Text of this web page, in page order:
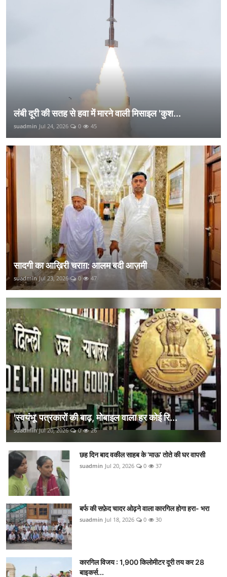
लंबी दूरी की सतह से हवा में मारने वाली मिसाइल 'कुश...
suadmin Jul 24, 2026 0 45
सादगी का आख़िरी चराग़: आलम बदी आज़मी
suadmin Jul 23, 2026 0 47
'स्वयंभू' पत्रकारों की बाढ़, मोबाइल वाला हर कोई रि...
suadmin Jul 20, 2026 0 26
छह दिन बाद वकील साहब के 'माऊ' तोते की घर वापसी
suadmin Jul 20, 2026 0 37
बर्फ की सफ़ेद चादर ओढ़ने वाला कारगिल होगा हरा- भरा
suadmin Jul 18, 2026 0 30
कारगिल विजय : 1,900 किलोमीटर दूरी तय कर 28
बाइकर्स...